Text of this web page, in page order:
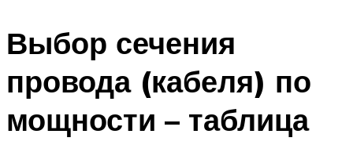
Выбор сечения
провода (кабеля) по
мощности – таблица